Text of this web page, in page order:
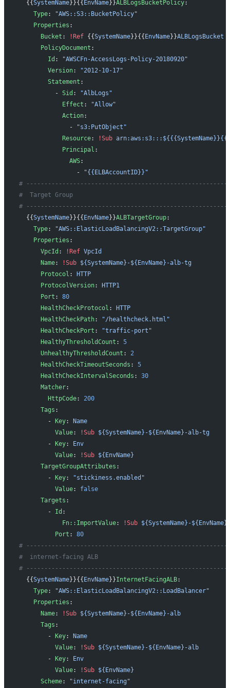
  {{
SystemName}}{{EnvName}}ALBLogsBucketPolicy:
    Type
:
"AWS::S3::BucketPolicy"
    Properties
:
      Bucket
: !Ref {{SystemName}}{{EnvName}}ALBLogsBucket
      PolicyDocument
:
        Id
:
"AWSCFn-AccessLogs-Policy-20180920"
        Version
:
"2012-10-17"
        Statement
:
          -
Sid :
"AlbLogs"
            Effect
:
"Allow"
            Action
:
              -
"s3:PutObject"
            Resource
: !Sub
            Principal
:
              AWS
:
                -
"{{ELBAccountID}}"
#
#  Target Group
#
  {{
SystemName}}{{EnvName}}ALBTargetGroup:
    Type
:
"AWS::ElasticLoadBalancingV2::TargetGroup"
    Properties
:
      VpcId
: !Ref VpcId
      Name
: !Sub ${SystemName}-${EnvName}-alb-tg
      Protocol
: HTTP
      ProtocolVersion
: HTTP1
      Port
: 80
      HealthCheckProtocol
: HTTP
      HealthCheckPath
:
"/healthcheck.html"
      HealthCheckPort
:
"traffic-port"
      HealthyThresholdCount
: 5
      UnhealthyThresholdCount
: 2
      HealthCheckTimeoutSeconds
: 5
      HealthCheckIntervalSeconds
: 30
      Matcher
:
        HttpCode
: 200
      Tags
:
        -
Key: Name
          Value
: !Sub ${SystemName}-${EnvName}-alb-tg
        -
Key: Env
          Value
: !Sub ${EnvName}
      TargetGroupAttributes
:
        -
Key:
"stickiness.enabled"
          Value
: false
      Targets
:
        -
Id :
            Fn::ImportValue
: !Sub ${SystemName}-
          Port
: 80
#
#  internet-facing ALB
#
  {{
SystemName}}{{EnvName}}InternetFacingALB:
    Type
:
"AWS::ElasticLoadBalancingV2::LoadBalancer"
    Properties
:
      Name
: !Sub ${SystemName}-${EnvName}-alb
      Tags
:
        -
Key: Name
          Value
: !Sub ${SystemName}-${EnvName}-alb
        -
Key: Env
          Value
: !Sub ${EnvName}
      Scheme
:
"internet-facing"